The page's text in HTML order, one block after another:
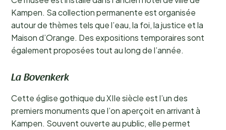
Kampen. Sa collection permanente est organisée
autour de thèmes tels que l’eau, la foi, la justice et la
Maison d’Orange. Des expositions temporaires sont
également proposées tout au long de l’année.
La Bovenkerk
Cette église gothique du XIIe siècle est l’un des
premiers monuments que l’on aperçoit en arrivant à
Kampen. Souvent ouverte au public, elle permet